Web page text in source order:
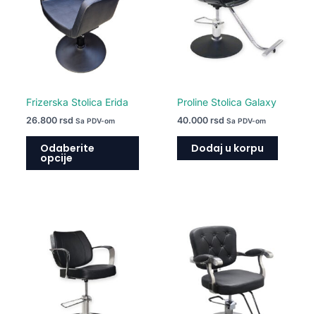
Frizerska Stolica Erida
26.800 rsd Sa PDV-om
Odaberite
opcije
Proline Stolica Galaxy
40.000 rsd Sa PDV-om
Dodaj u korpu